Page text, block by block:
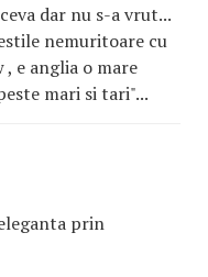
dar nu s-a vrut...
nemuritoare cu
e anglia o mare
mari si tari"...
prin